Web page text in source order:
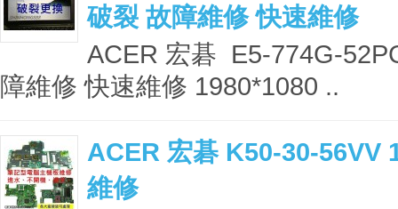
破裂 故障維修 快速維修
ACER 宏碁 E5-774G-
障維修 快速維修 1980*1080 ..
ACER 宏碁 K50-30-56VV
維修